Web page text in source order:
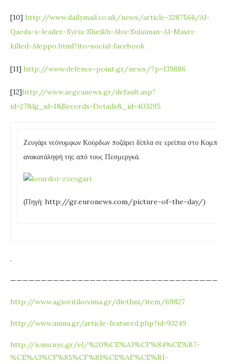
[10] http://www.dailymail.co.uk/news/article-3287566/Al-
Qaeda-s-leader-Syria-Sheikh-Abu-Sulaiman-Al-Masri-
killed-Aleppo.html?ito=social-facebook
[11] http://www.defence-point.gr/news/?p=139886
[12]http://www.aegeanews.gr/default.asp?
id=27&lg_id=1&Records=Details&_id=403295
Ζευγάρι νεόνυμφων Κούρδων ποζάρει δίπλα σε ερείπια στο
ανακατάληψή της από τους Πεσμεργκά.
(Πηγή: http://gr.euronews.com/picture-of-the-day/)
.
http://www.agioritikovima.gr/diethni/item/69827
http://www.amna.gr/article-featured.php?id=93249
http://icmu.nyc.gr/el/%20%CE%A3%CF%84%CE%B7-
%CE%A3%CF%85%CF%81%CE%AF%CE%B1-